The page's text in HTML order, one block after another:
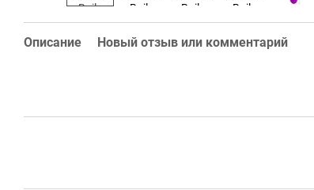
Описание Новый отзыв или комментарий